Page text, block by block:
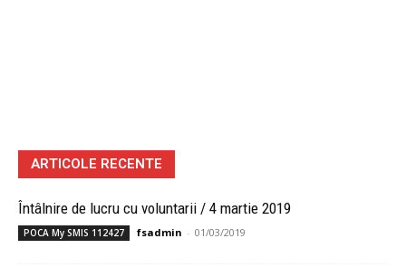
ARTICOLE RECENTE
Întâlnire de lucru cu voluntarii / 4 martie 2019
POCA My SMIS 112427 fsadmin - 01/03/2019